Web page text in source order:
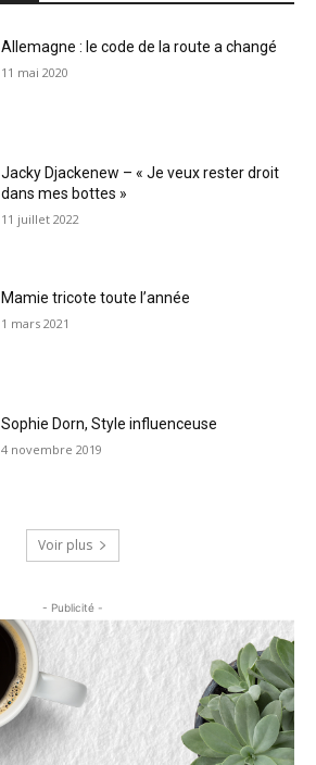
Allemagne : le code de la route a changé
11 mai 2020
Jacky Djackenew – « Je veux rester droit
dans mes bottes »
11 juillet 2022
Mamie tricote toute l’année
1 mars 2021
Sophie Dorn, Style influenceuse
4 novembre 2019
Voir plus
- Publicité -